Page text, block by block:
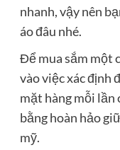
nhanh, vậy nên
áo đâu nhé.
Để mua sắm một
vào việc xác định
mặt hàng mỗi lần
bằng hoàn hảo
mỹ.